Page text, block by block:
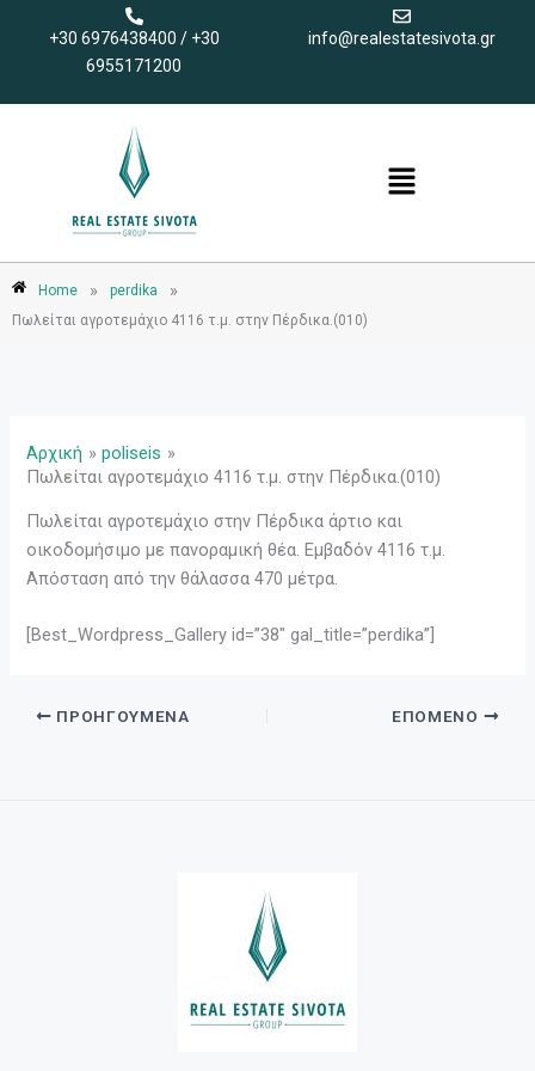
περιεχόμενο
+30 6976438400 / +30
6955171200
info@realestatesivota.gr
Menu
Home » perdika »
Πωλείται αγροτεμάχιο 4116 τ.μ. στην Πέρδικα.(010)
Αρχική
poliseis
Πωλείται αγροτεμάχιο 4116 τ.μ. στην Πέρδικα.(010)
Πωλείται αγροτεμάχιο στην Πέρδικα άρτιο και
οικοδομήσιμο με πανοραμική θέα. Εμβαδόν 4116 τ.μ.
Απόσταση από την θάλασσα 470 μέτρα.
[Best_Wordpress_Gallery id=”38″ gal_title=”perdika”]
ΠΡΟΗΓΟΎΜΕΝΑ ΕΠΌΜΕΝΟ